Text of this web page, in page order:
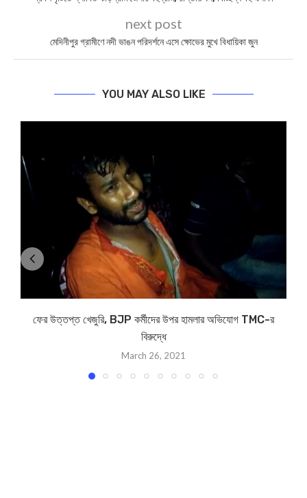
next post
মেদিনীপুর গ্রামীণে নদী ভাঙন পরিদর্শনে এসে ক্ষোভের মুখে বিধায়িকা জুন
YOU MAY ALSO LIKE
ফের উত্তপ্ত খেজুরি, BJP কর্মীদের উপর হামলার অভিযোগ TMC-র
বিরুদ্ধে
March 26, 2021